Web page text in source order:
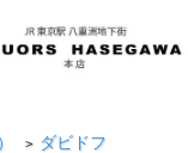
> ダビドフ